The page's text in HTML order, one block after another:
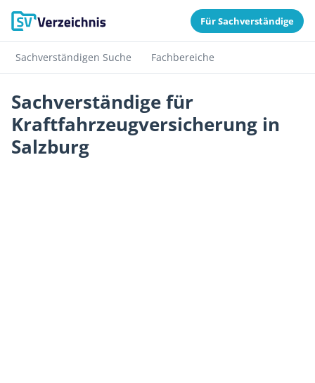
Für Sachverständige
Sachverständigen Suche Fachbereiche
Sachverständige für
Kraftfahrzeugversicherung in
Salzburg